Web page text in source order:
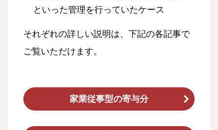
といった管理を行っていたケース
それぞれの詳しい説明は、下記の各記事で
ご覧いただけます。
家業従事型の寄与分